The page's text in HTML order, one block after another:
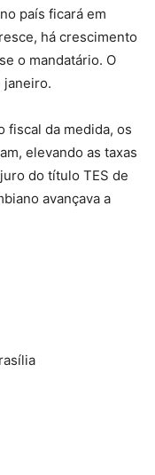
país ficará em
há crescimento
o mandatário. O
janeiro.
fiscal da medida, os
elevando as taxas
do título TES de
avançava a